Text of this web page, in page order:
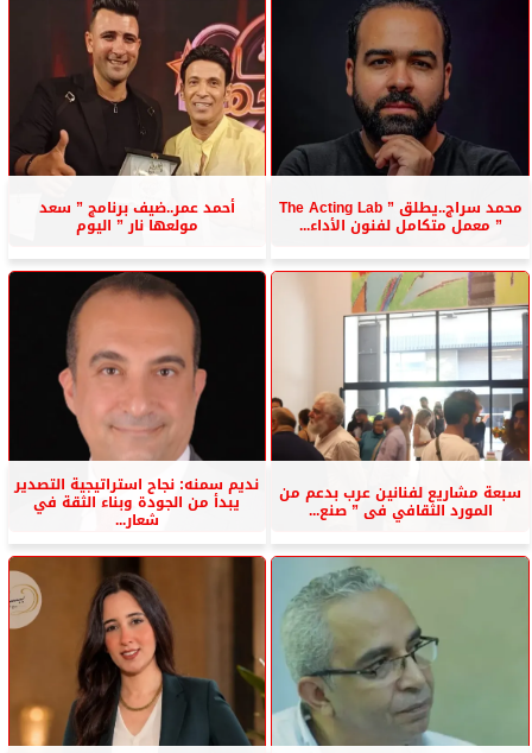
محمد سراج..يطلق ” The Acting Lab
” معمل متكامل لفنون الأداء...
أحمد عمر..ضيف برنامج ” سعد
مولعها نار ” اليوم
سبعة مشاريع لفنانين عرب بدعم من
المورد الثقافي فى ” صنع...
نديم سمنه: نجاح استراتيجية التصدير
يبدأ من الجودة وبناء الثقة في
شعار...